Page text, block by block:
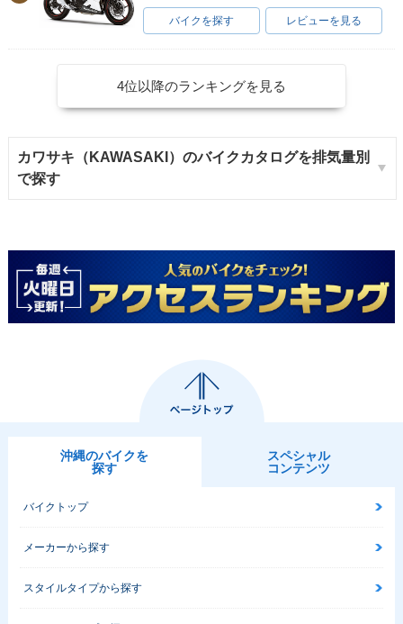
バイクを探す レビューを見る
4位以降のランキングを見る
カワサキ（KAWASAKI）のバイクカタログを排気量別
で探す
沖縄のバイクを
探す
スペシャル
コンテンツ
バイクトップ
メーカーから探す
スタイルタイプから探す